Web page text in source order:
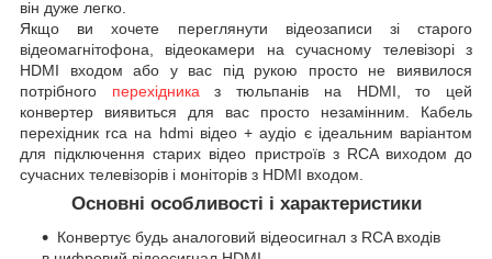
він дуже легко.
Якщо ви хочете переглянути відеозаписи зі старого
відеомагнітофона, відеокамери на сучасному телевізорі з
HDMI входом або у вас під рукою просто не виявилося
потрібного перехідниказ тюльпанів на HDMI, то цей
конвертер виявиться для вас просто незамінним. Кабель
перехідник rca на hdmi відео + аудіо є ідеальним варіантом
для підключення старих відео пристроїв з RCA виходом до
сучасних телевізорів і моніторів з HDMI входом.
Основні особливості і характеристики
Конвертує будь аналоговий відеосигнал з RCA входів